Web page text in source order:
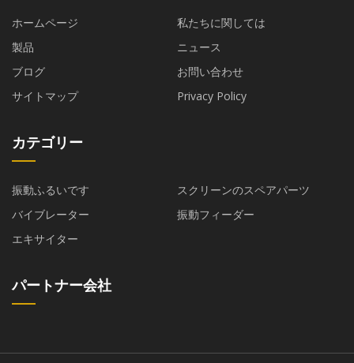
ホームページ
私たちに関しては
製品
ニュース
ブログ
お問い合わせ
サイトマップ
Privacy Policy
カテゴリー
振動ふるいです
スクリーンのスペアパーツ
バイブレーター
振動フィーダー
エキサイター
パートナー会社